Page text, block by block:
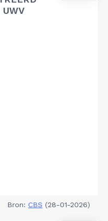
UWV
Bron: CBS (28-01-2026)